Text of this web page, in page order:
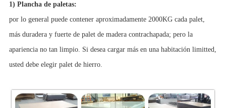
1) Plancha de paletas:
por lo general puede contener aproximadamente 2000KG cada palet,
más duradera y fuerte de palet de madera contrachapada; pero la
apariencia no tan limpio. Si desea cargar más en una habitación limitted,
usted debe elegir palet de hierro.